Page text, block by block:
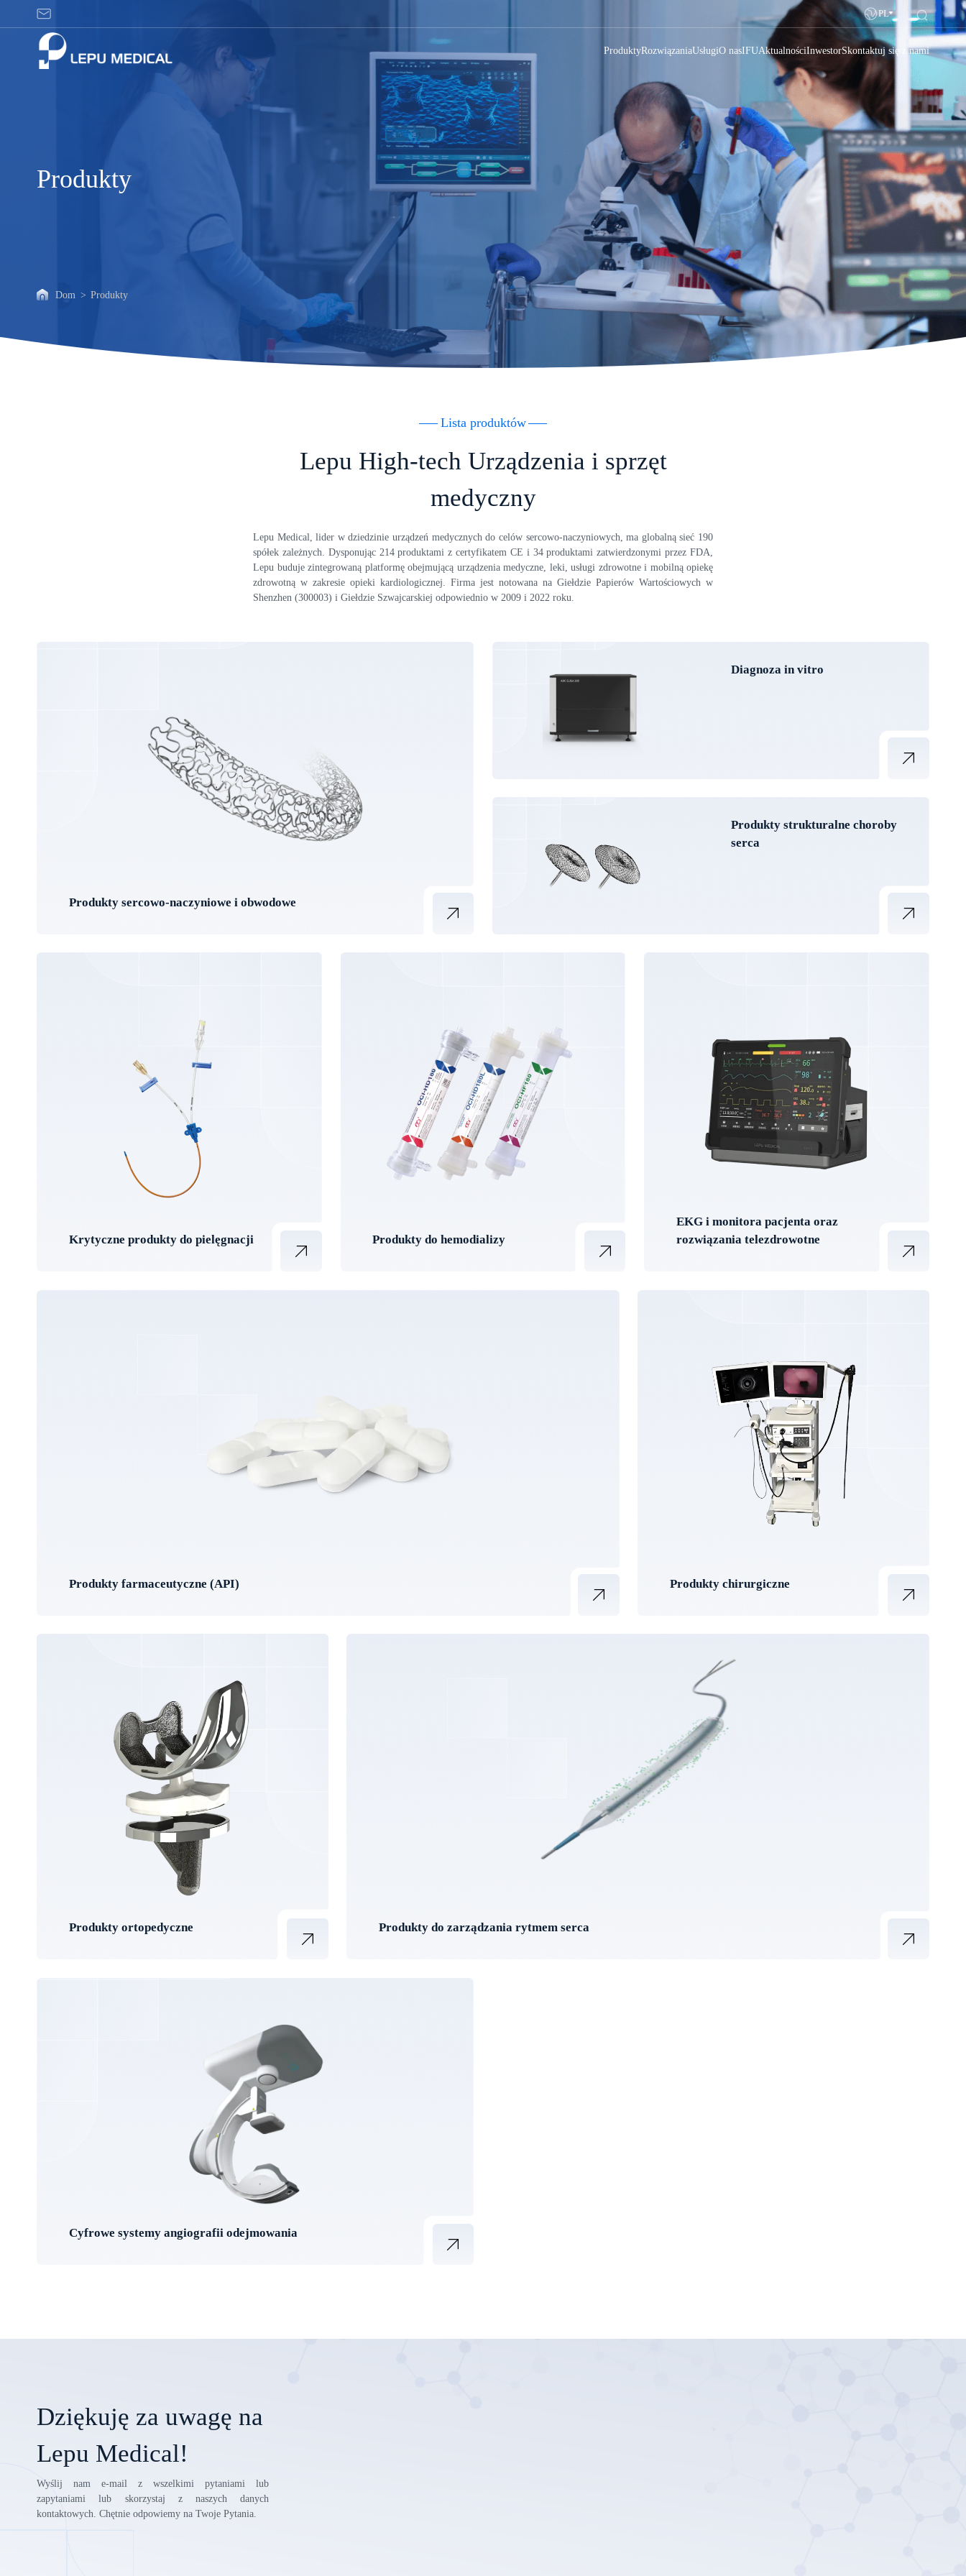
Produkty PL
ProduktyRozwiązaniaUsługiO nasIFUAktualnościInwestorSkontaktuj się z nami
Produkty
Dom > Produkty
Lista produktów
Lepu High-tech Urządzenia i sprzęt
medyczny
Lepu Medical, lider w dziedzinie urządzeń medycznych do celów sercowo-naczyniowych, ma globalną sieć 190
spółek zależnych. Dysponując 214 produktami z certyfikatem CE i 34 produktami zatwierdzonymi przez FDA,
Lepu buduje zintegrowaną platformę obejmującą urządzenia medyczne, leki, usługi zdrowotne i mobilną opiekę
zdrowotną w zakresie opieki kardiologicznej. Firma jest notowana na Giełdzie Papierów Wartościowych w
Shenzhen (300003) i Giełdzie Szwajcarskiej odpowiednio w 2009 i 2022 roku.
Produkty sercowo-naczyniowe i obwodowe
Diagnoza in vitro
Produkty strukturalne choroby
serca
Krytyczne produkty do pielęgnacji Produkty do hemodializy
EKG i monitora pacjenta oraz
rozwiązania telezdrowotne
Produkty farmaceutyczne (API) Produkty chirurgiczne
Produkty ortopedyczne Produkty do zarządzania rytmem serca
Cyfrowe systemy angiografii odejmowania
Dziękuję za uwagę na
Lepu Medical!
Wyślij nam e-mail z wszelkimi pytaniami lub
zapytaniami lub skorzystaj z naszych danych
kontaktowych. Chętnie odpowiemy na Twoje Pytania.